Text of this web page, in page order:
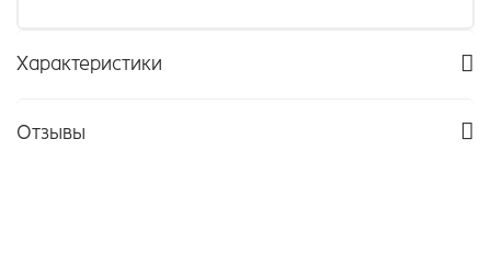
Характеристики
Отзывы